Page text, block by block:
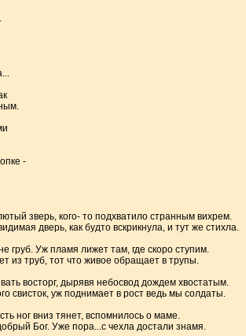
-
зверь, кого- то подхватило странным вихрем.
дверь, как будто вскрикнула, и тут же стихла.
груб. Уж пламя лижет там, где скоро ступим.
из труб, тот что живое обращает в трупы.
восторг, дырявя небосвод дождем хвостатым.
свисток, уж поднимает в рост ведь мы солдаты.
ног вниз тянет, вспомнилось о маме.
Бог. Уже пора...с чехла достали знамя.